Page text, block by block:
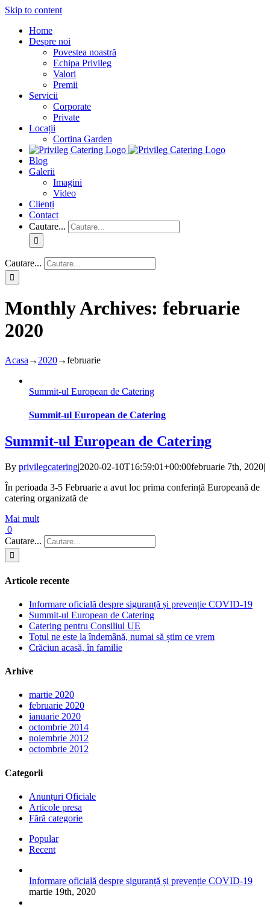
Skip to content
Home
Despre noi
Povestea noastră
Echipa Privileg
Valori
Premii
Servicii
Corporate
Private
Locații
Cortina Garden
Blog
Galerii
Imagini
Video
Clienți
Contact
Cautare...
Cautare...
Monthly Archives: februarie
2020
Acasa → 2020→februarie
Summit-ul European de Catering
Summit-ul European de Catering
Summit-ul European de Catering
By privilegcatering|2020-02-10T16:59:01+00:00februarie 7th, 2020|
În perioada 3-5 Februarie a avut loc prima conferință Europeană de
catering organizată de
Mai mult
0
Cautare...
Articole recente
Informare oficială despre siguranță și prevenție COVID-19
Summit-ul European de Catering
Catering pentru Consiliul UE
Totul ne este la îndemână, numai să știm ce vrem
Crăciun acasă, în familie
Arhive
martie 2020
februarie 2020
ianuarie 2020
octombrie 2014
noiembrie 2012
octombrie 2012
Categorii
Anunțuri Oficiale
Articole presa
Fără categorie
Popular
Recent
Informare oficială despre siguranță și prevenție COVID-19
martie 19th, 2020